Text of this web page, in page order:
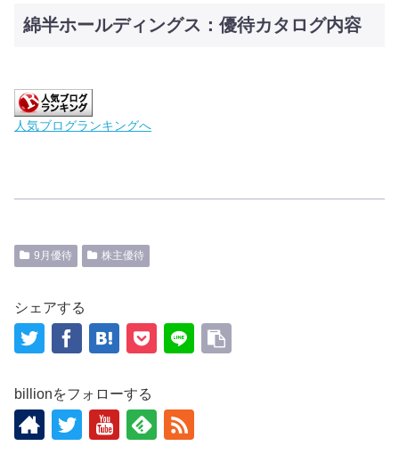
綿半ホールディングス：優待カタログ内容
人気ブログランキングへ
9月優待 株主優待
シェアする
billionをフォローする